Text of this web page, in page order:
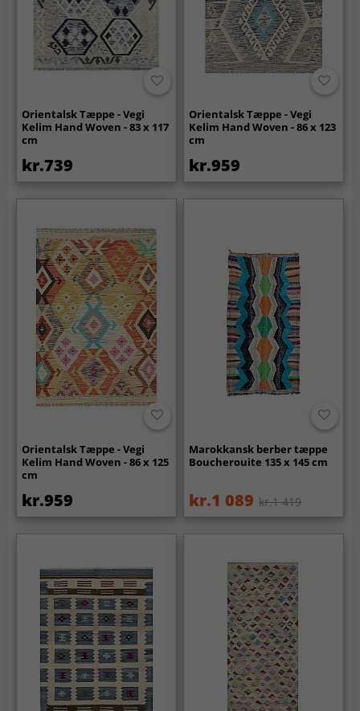
Orientalsk Tæppe - Vegi
Kelim Hand Woven - 83 x 117
cm
kr.739
Orientalsk Tæppe - Vegi
Kelim Hand Woven - 86 x 123
cm
kr.959
Orientalsk Tæppe - Vegi
Kelim Hand Woven - 86 x 125
cm
kr.959
Marokkansk berber tæppe
Boucherouite 135 x 145 cm
kr.1 089 kr.1 419